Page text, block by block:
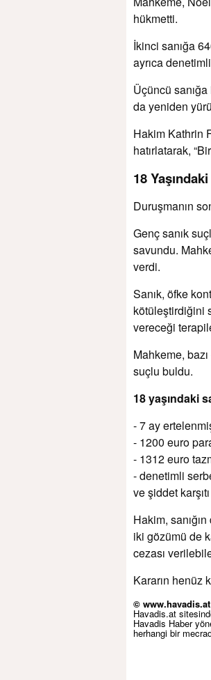
hükmetti.
İkinci sanığa
ayrıca
Üçüncü
da yeniden
Hakim Kathrin
hatırlatarak,
18
Duruşmanın
Genç sanık
savundu.
verdi.
Sanık, öfke
kötüleştirdiğini
vereceği
Mahkeme,
suçlu buldu.
18 yaşındaki
- 7 ay
- 1200 euro
- 1312 euro
- denetimli
ve şiddet
Hakim,
iki gözümü de
cezası
Kararın henüz
©
Havadis.at
Havadis Haber
herhangi bir